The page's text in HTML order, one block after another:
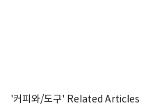
'커피와/도구' Related Articles